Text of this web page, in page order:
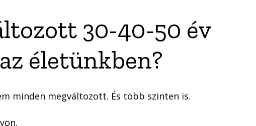
30-40-50 év
életünkben?
minden megváltozott. És több szinten is.